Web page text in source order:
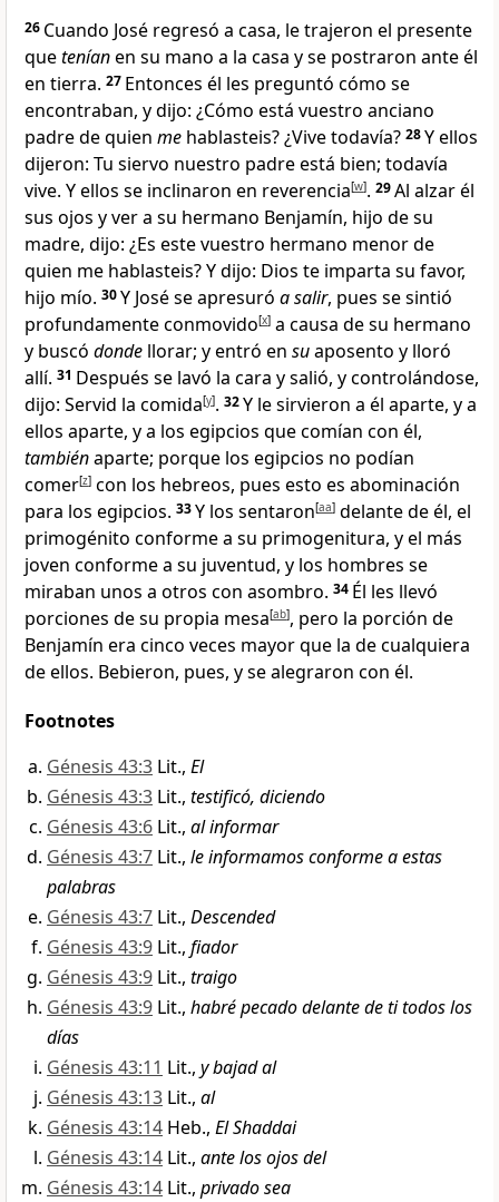
26 Cuando José regresó a casa, le trajeron el presente
queteníanen su mano a la casa y se postraron ante él
en tierra. 27 Entonces él les preguntó cómo se
encontraban, y dijo: ¿Cómo está vuestro anciano
padre de quien me hablasteis? ¿Vive todavía? 28Y ellos
dijeron: Tu siervo nuestro padre está bien; todavía
vive. Y ellos se inclinaron en reverencia[w]. 29Al alzar él
sus ojos y ver a su hermano Benjamín, hijo de su
madre, dijo: ¿Es este vuestro hermano menor de
quien me hablasteis? Y dijo: Dios te imparta su favor,
hijo mío. 30Y José se apresuró a salir, pues se sintió
profundamente conmovido[x] a causa de su hermano
y buscó donde llorar; y entró en suaposento y lloró
allí. 31 Después se lavó la cara y salió, y controlándose,
dijo: Servid la comida[y]. 32Y le sirvieron a él aparte, y a
ellos aparte, y a los egipcios que comían con él,
tambiénaparte; porque los egipcios no podían
comer[z] con los hebreos, pues esto es abominación
para los egipcios. 33Y los sentaron[aa] delante de él, el
primogénito conforme a su primogenitura, y el más
joven conforme a su juventud, y los hombres se
miraban unos a otros con asombro. 34 Él les llevó
porciones de su propia mesa[ab], pero la porción de
Benjamín era cinco veces mayor que la de cualquiera
de ellos. Bebieron, pues, y se alegraron con él.
Footnotes
Génesis 43:3 Lit., El
Génesis 43:3 Lit., testificó, diciendo
Génesis 43:6 Lit., al informar
Génesis 43:7 Lit., le informamos conforme a estas
palabras
Génesis 43:7 Lit., Descended
Génesis 43:9 Lit., fiador
Génesis 43:9 Lit., traigo
Génesis 43:9 Lit., habré pecado delante de ti todos los
días
Génesis 43:11 Lit., y bajad al
Génesis 43:13 Lit., al
Génesis 43:14 Heb., El Shaddai
Génesis 43:14 Lit., ante los ojos del
Génesis 43:14 Lit., privado sea